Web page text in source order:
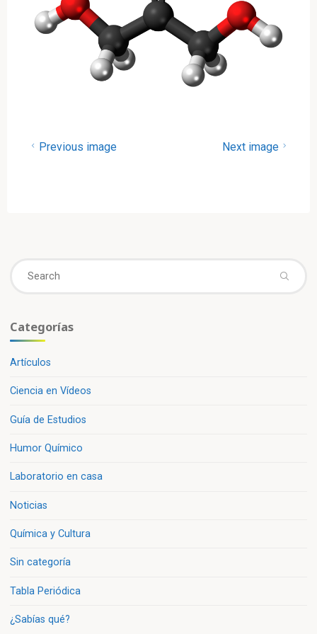
Previous image Next image
Categorías
Artículos
Ciencia en Vídeos
Guía de Estudios
Humor Químico
Laboratorio en casa
Noticias
Química y Cultura
Sin categoría
Tabla Periódica
¿Sabías qué?